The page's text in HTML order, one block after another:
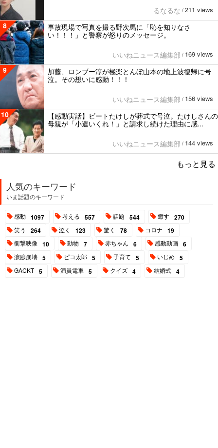
るなるな / 211 views
8
事故現場で写真を撮る野次馬に「恥を知りなさ
い！！！」と警察が怒りのメッセージ。
いいねニュース編集部 / 169 views
9
加藤、ロンブー淳が極楽とんぼ山本の地上波復帰に号
泣。その想いに感動！！！
いいねニュース編集部 / 156 views
10
【感動実話】ビートたけしが葬式で号泣。たけしさんの
母親が「小遣いくれ！」と請求し続けた理由に感...
いいねニュース編集部 / 144 views
もっと見る
人気のキーワード
いま話題のキーワード
感動 1097 考える 557 話題 544 癒す 270
笑う 264 泣く 123 驚く 78 コロナ 19
衝撃映像 10 動物 7 赤ちゃん 6 感動動画 6
涙腺崩壊 5 ピコ太郎 5 子育て 5 いじめ 5
GACKT 5 満員電車 5 クイズ 4 結婚式 4